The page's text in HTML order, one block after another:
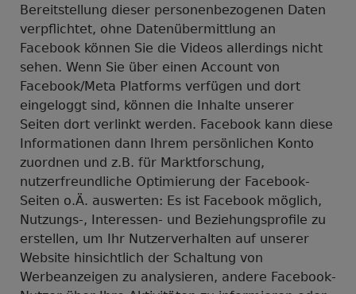
Bereitstellung dieser personenbezogenen Daten
verpflichtet, ohne Datenübermittlung an
Facebook können Sie die Videos allerdings nicht
sehen. Wenn Sie über einen Account von
Facebook/Meta Platforms verfügen und dort
eingeloggt sind, können die Inhalte unserer
Seiten dort verlinkt werden. Facebook kann diese
Informationen dann Ihrem persönlichen Konto
zuordnen und z.B. für Marktforschung,
nutzerfreundliche Optimierung der Facebook-
Seiten o.Ä. auswerten: Es ist Facebook möglich,
Nutzungs-, Interessen- und Beziehungsprofile zu
erstellen, um Ihr Nutzerverhalten auf unserer
Website hinsichtlich der Schaltung von
Werbeanzeigen zu analysieren, andere Facebook-